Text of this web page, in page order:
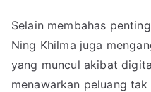
Selain membahas
Ning Khilma juga
yang muncul akibat
menawarkan peluang